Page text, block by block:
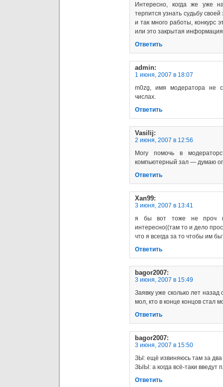
Интересно, когда же уже
терпится узнать судьбу
и так много работы, конкурс
или это закрытая
Ответить
admin:
1 июня, 2007 в 18:07
m0zg, имя модератора не
числах.
Ответить
Vasilij:
2 июня, 2007 в 12:56
Могу помочь в
компьютерный зал — думаю
Ответить
Xan99:
3 июня, 2007 в 13:41
я бы вот тоже не проч
интересно((там то и дело
что я всегда за то чтобы им
Ответить
bagor2007:
3 июня, 2007 в 15:49
Заявку уже сколько лет
мол, кто в конце концов стал
Ответить
bagor2007:
3 июня, 2007 в 15:50
ЗЫ: ещё извиняюсь там за два
ЗЫЫ: а когда всё-таки введут
Ответить